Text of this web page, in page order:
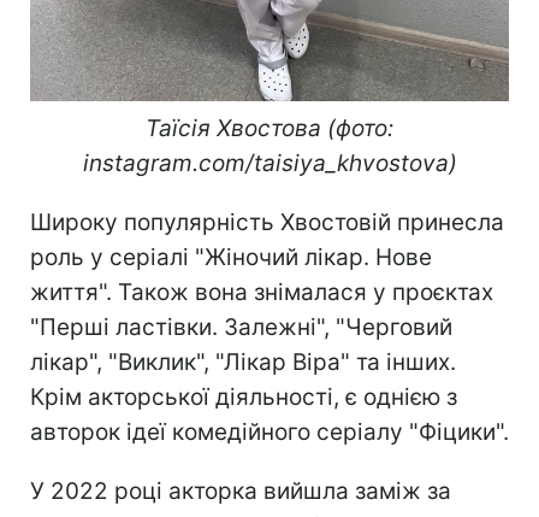
Таїсія Хвостова (фото:
instagram.com/taisiya_khvostova)
Широку популярність Хвостовій принесла
роль у серіалі "Жіночий лікар. Нове
життя". Також вона знімалася у проєктах
"Перші ластівки. Залежні", "Черговий
лікар", "Виклик", "Лікар Віра" та інших.
Крім акторської діяльності, є однією з
авторок ідеї комедійного серіалу "Фіцики".
У 2022 році акторка вийшла заміж за